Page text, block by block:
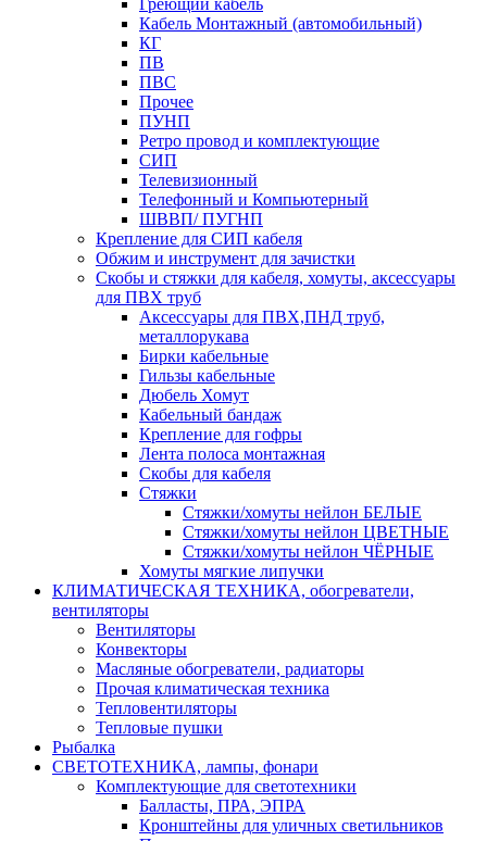
Греющий кабель
Кабель Монтажный (автомобильный)
КГ
ПВ
ПВС
Прочее
ПУНП
Ретро провод и комплектующие
СИП
Телевизионный
Телефонный и Компьютерный
ШВВП/ ПУГНП
Крепление для СИП кабеля
Обжим и инструмент для зачистки
Скобы и стяжки для кабеля, хомуты, аксессуары
для ПВХ труб
Аксессуары для ПВХ,ПНД труб,
металлорукава
Бирки кабельные
Гильзы кабельные
Дюбель Хомут
Кабельный бандаж
Крепление для гофры
Лента полоса монтажная
Скобы для кабеля
Стяжки
Стяжки/хомуты нейлон БЕЛЫЕ
Стяжки/хомуты нейлон ЦВЕТНЫЕ
Стяжки/хомуты нейлон ЧЁРНЫЕ
Хомуты мягкие липучки
КЛИМАТИЧЕСКАЯ ТЕХНИКА, обогреватели,
вентиляторы
Вентиляторы
Конвекторы
Масляные обогреватели, радиаторы
Прочая климатическая техника
Тепловентиляторы
Тепловые пушки
Рыбалка
СВЕТОТЕХНИКА, лампы, фонари
Комплектующие для светотехники
Балласты, ПРА, ЭПРА
Кронштейны для уличных светильников